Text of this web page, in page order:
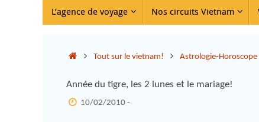
L’agence de voyage Nos circuits Vietnam
Tout sur le vietnam! Astrologie-Horoscope
Année du tigre, les 2 lunes et le mariage!
10/02/2010 -